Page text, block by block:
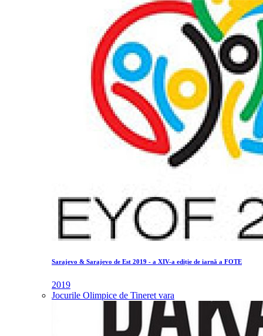
Sarajevo & Sarajevo de Est 2019 - a XIV-a ediție de iarnă a FOTE
2019
Jocurile Olimpice de Tineret vara